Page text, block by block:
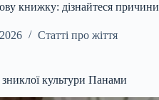
книжку: дізнайтеся причини
Статті про жіття
культури Панами